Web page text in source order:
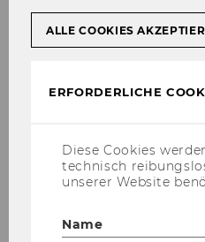
dun­gen auf einen
neue Stu­die­ren­de
ALLE COOKIES
ERFORDERLICHE
Diese Cookies
technisch
unserer Website
Name